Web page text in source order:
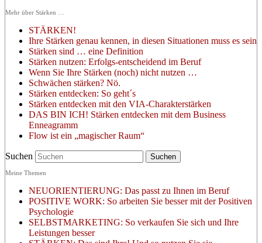
Mehr über Stärken …
STÄRKEN!
Ihre Stärken genau kennen, in diesen Situationen muss es sein
Stärken sind … eine Definition
Stärken nutzen: Erfolgs-entscheidend im Beruf
Wenn Sie Ihre Stärken (noch) nicht nutzen …
Schwächen stärken? Nö.
Stärken entdecken: So geht´s
Stärken entdecken mit den VIA-Charakterstärken
DAS BIN ICH! Stärken entdecken mit dem Business
Enneagramm
Flow ist ein „magischer Raum“
Suchen
Meine Themen
NEUORIENTIERUNG: Das passt zu Ihnen im Beruf
POSITIVE WORK: So arbeiten Sie besser mit der Positiven
Psychologie
SELBSTMARKETING: So verkaufen Sie sich und Ihre
Leistungen besser